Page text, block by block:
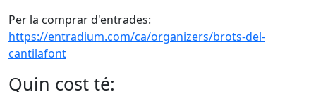
Per la comprar d'entrades:
https://entradium.com/ca/organizers/brots-del-
cantilafont
Quin cost té: